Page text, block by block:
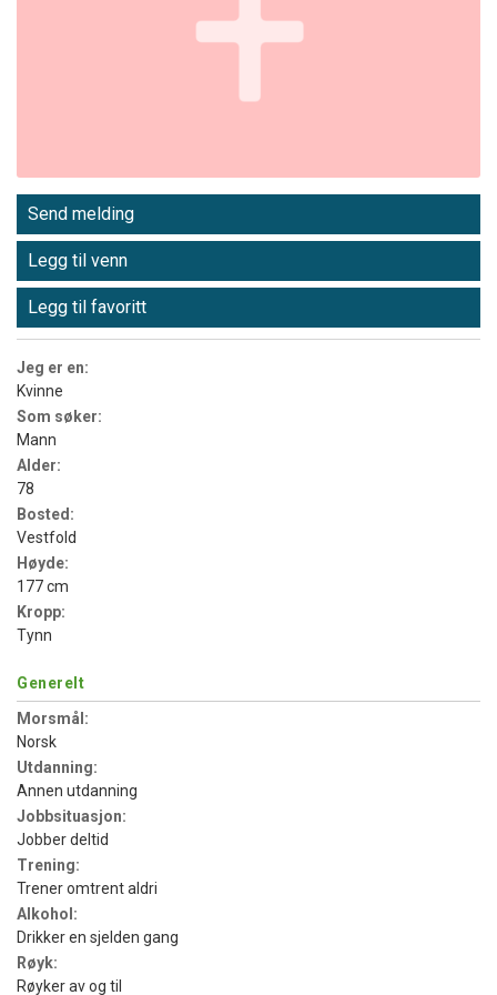
Send melding
Legg til venn
Legg til favoritt
Jeg er en:
Kvinne
Som søker:
Mann
Alder:
78
Bosted:
Vestfold
Høyde:
177 cm
Kropp:
Tynn
Generelt
Morsmål:
Norsk
Utdanning:
Annen utdanning
Jobbsituasjon:
Jobber deltid
Trening:
Trener omtrent aldri
Alkohol:
Drikker en sjelden gang
Røyk:
Røyker av og til